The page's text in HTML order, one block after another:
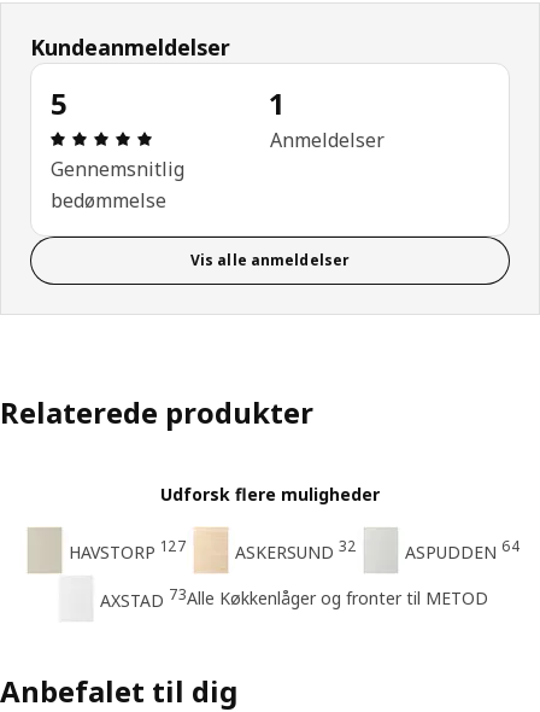
Kundeanmeldelser
5
Anmeldelse: 5 Ud af 5 Stjerner. Anmeldelser i alt:
Gennemsnitlig
bedømmelse
1
Anmeldelser
Vis alle anmeldelser
Relaterede produkter
Udforsk flere muligheder
HAVSTORP 127 ASKERSUND 32 ASPUDDEN 64
AXSTAD 73Alle Køkkenlåger og fronter til METOD
Anbefalet til dig